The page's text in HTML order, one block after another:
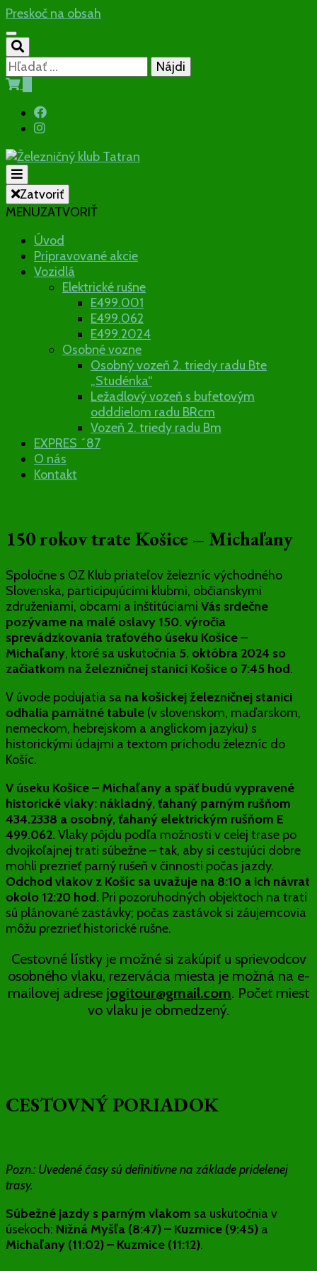
Preskoč na obsah
Hľadať:
Železničný
klub Tatran
Občianske združenie
Zatvoriť
MENUZATVORIŤ
Úvod
Pripravované akcie
Vozidlá
Elektrické rušne
E499.001
E499.062
E499.2024
Osobné vozne
Osobný vozeň 2. triedy radu Bte
„Studénka“
Ležadlový vozeň s bufetovým
odddielom radu BRcm
Vozeň 2. triedy radu Bm
EXPRES ´87
O nás
Kontakt
150 rokov trate Košice – Michaľany
Spoločne s OZ Klub priateľov železníc východného
Slovenska, participujúcimi klubmi, občianskymi
združeniami, obcami a inštitúciami Vás srdečne
pozývame na malé oslavy 150. výročia
sprevádzkovania traťového úseku Košice –
Michaľany, ktoré sa uskutočnia 5. októbra 2024 so
začiatkom na železničnej stanici Košice o 7:45 hod.
V úvode podujatia sa na košickej železničnej stanici
odhalia pamätné tabule (v slovenskom, maďarskom,
nemeckom, hebrejskom a anglickom jazyku) s
historickými údajmi a textom príchodu železníc do
Košíc.
V úseku Košice – Michaľany a späť budú vypravené
historické vlaky: nákladný, ťahaný parným rušňom
434.2338 a osobný, ťahaný elektrickým rušňom E
499.062.Vlaky pôjdu podľa možnosti v celej trase po
dvojkoľajnej trati súbežne – tak, aby si cestujúci dobre
mohli prezrieť parný rušeň v činnosti počas jazdy.
Odchod vlakov z Košíc sa uvažuje na 8:10 a ich návrat
okolo 12:20 hod. Pri pozoruhodných objektoch na trati
sú plánované zastávky; počas zastávok si záujemcovia
môžu prezrieť historické rušne.
Cestovné lístky je možné si zakúpiť u sprievodcov
osobného vlaku, rezervácia miesta je možná na e-
mailovej adrese jogitour@gmail.com. Počet miest
vo vlaku je obmedzený.
CESTOVNÝ PORIADOK
Pozn.: Uvedené časy sú definitívne na základe pridelenej
trasy.
Súbežné jazdy s parným vlakom sa uskutočnia v
úsekoch: Nižná Myšľa (8:47) – Kuzmice (9:45) a
Michaľany (11:02) – Kuzmice (11:12).